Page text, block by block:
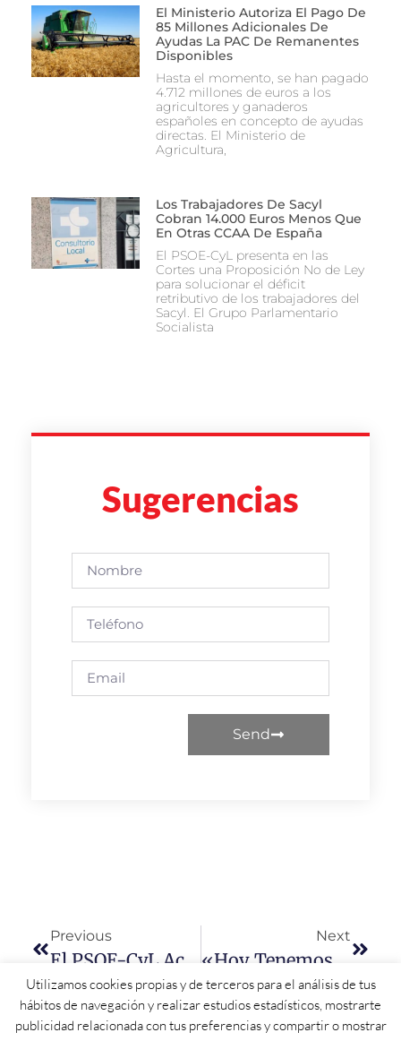
El Ministerio Autoriza El Pago De
85 Millones Adicionales De
Ayudas La PAC De Remanentes
Disponibles
Hasta el momento, se han pagado
4.712 millones de euros a los
agricultores y ganaderos
españoles en concepto de ayudas
directas. El Ministerio de
Agricultura,
Los Trabajadores De Sacyl
Cobran 14.000 Euros Menos Que
En Otras CCAA De España
El PSOE-CyL presenta en las
Cortes una Proposición No de Ley
para solucionar el déficit
retributivo de los trabajadores del
Sacyl. El Grupo Parlamentario
Socialista
Sugerencias
Send
Previous Next
Utilizamos cookies propias y de terceros para el análisis de tus
hábitos de navegación y realizar estudios estadísticos, mostrarte
publicidad relacionada con tus preferencias y compartir o mostrar